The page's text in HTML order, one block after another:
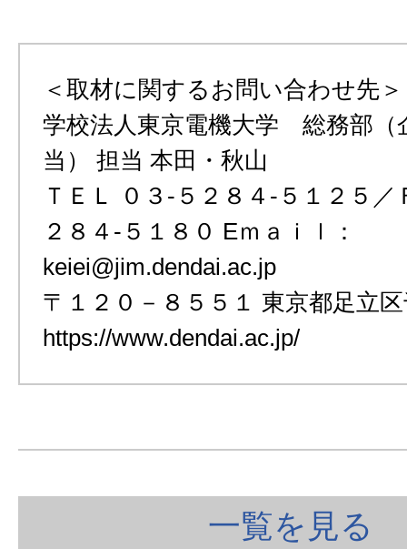
＜取材に関するお問い合わせ先＞
学校法人東京電機大学 総務部（
当） 担当 本田・秋山
ＴＥＬ ０３-５２８４-５１２５／
２８４-５１８０ Eｍａｉｌ：
keiei@jim.dendai.ac.jp
〒１２０－８５５１ 東京都足立
https://www.dendai.ac.jp/
一覧を見る